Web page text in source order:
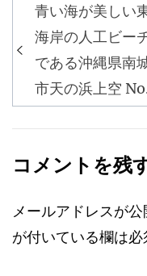
投
稿
ナ
ビ
ー
シ
ョ
ン
青い海が美しい
海岸の人工ビー
である沖縄県南
市天の浜上空
コメントを残
メールアドレスが
が付いている欄は